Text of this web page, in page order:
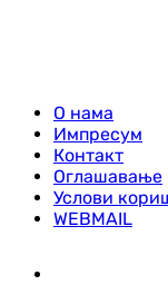
О нама
Импресум
Контакт
Оглашавање
Услови
WEBMAIL